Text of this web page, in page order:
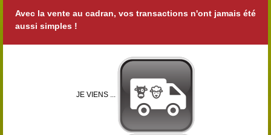
Avec la vente au cadran, vos transactions n'ont jamais été
aussi simples !
JE VIENS ...